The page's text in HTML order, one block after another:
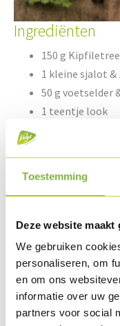
Toestemming
Deze website
We gebruiken
personaliseren, om
en om ons
informatie over uw
partners voor social
Ingrediënten
150 g
1 kleine sjalot &
50 g voetselder
1 teentje look
20 g
1 koffielepel
1 koffielepel
Taco chips
Bereiding